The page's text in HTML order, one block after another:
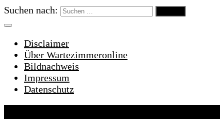
Suchen nach:
Disclaimer
Über Wartezimmeronline
Bildnachweis
Impressum
Datenschutz